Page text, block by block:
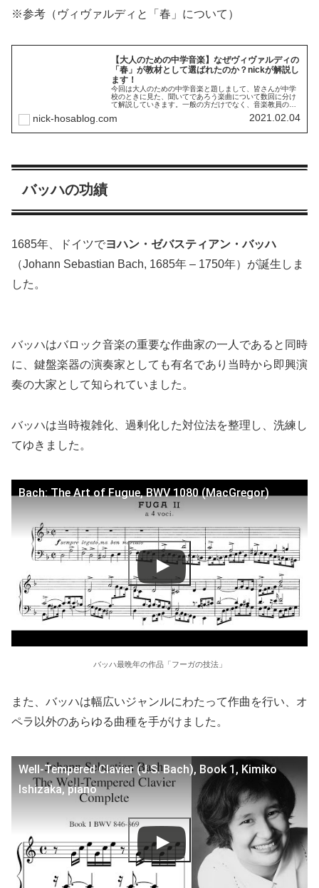
※参考（ヴィヴァルディと「春」について）
【大人のための中学音楽】なぜヴィヴァルディの
「春」が教材として選ばれたのか？nickが解説し
ます！
今回は大人のための中学音楽と題しまして、皆さんが中学
校のときに見た、聞いてであろう楽曲について数回に分け
て解説していきます。一般の方だけでなく、音楽教員の方
ヴィヴァルディの四季より「春」を解説していきます。
nick-hosablog.com 2021.02.04
バッハの功績
1685年、ドイツでヨハン・ゼバスティアン・バッハ
（Johann Sebastian Bach, 1685年 – 1750年）が誕生しま
した。
バッハはバロック音楽の重要な作曲家の一人であると同時
に、鍵盤楽器の演奏家としても有名であり当時から即興演
奏の大家として知られていました。
バッハは当時複雑化、過剰化した対位法を整理し、洗練し
てゆきました。
Bach: The Art of Fugue, BWV 1080 (MacGregor)
バッハ最晩年の作品「フーガの技法」
また、バッハは幅広いジャンルにわたって作曲を行い、オ
ペラ以外のあらゆる曲種を手がけました。
Well-Tempered Clavier (J.S. Bach), Book 1, Kimiko
Ishizaka, piano